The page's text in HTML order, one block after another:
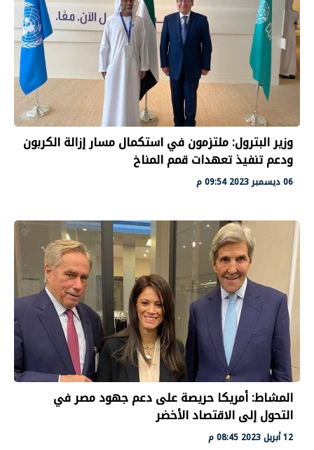
وزير البترول: ملتزمون في استكمال مسار إزالة الكربون
ودعم تنفيذ تعهدات قمم المناخ
06 ديسمبر 2023 09:54 م
المشاط: أمريكا حريصة على دعم جهود مصر في
التحول إلى الاقتصاد الأخضر
12 أبريل 2023 08:45 م